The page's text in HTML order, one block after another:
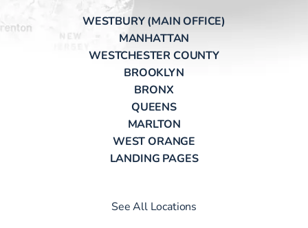
WESTBURY (MAIN OFFICE)
MANHATTAN
WESTCHESTER COUNTY
BROOKLYN
BRONX
QUEENS
MARLTON
WEST ORANGE
LANDING PAGES
See All Locations